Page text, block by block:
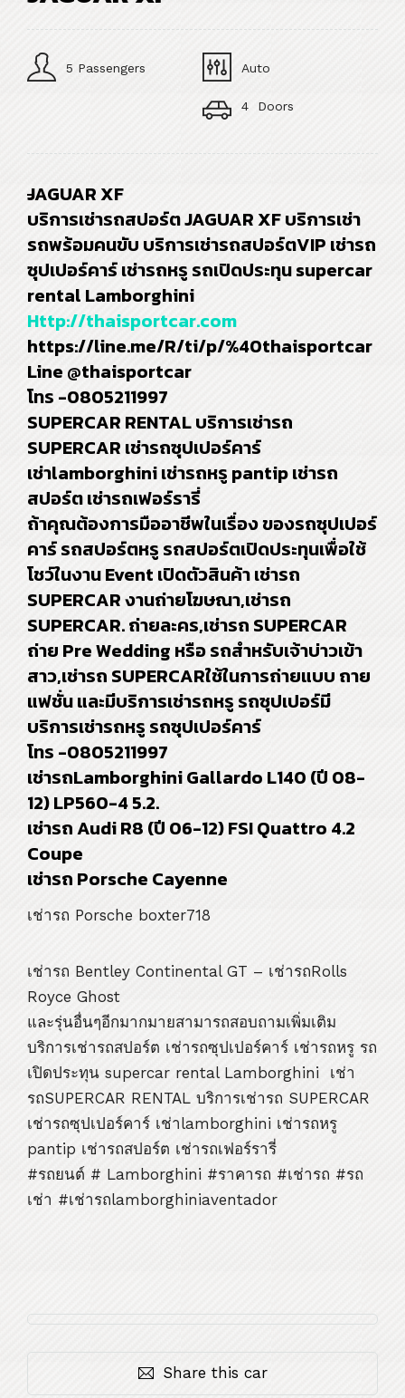
5 Passengers Auto
4 Doors
JAGUAR XF
บริการเช่ารถสปอร์ต JAGUAR XF บริการเช่า
รถพร้อมคนขับ บริการเช่ารถสปอร์ตVIP เช่ารถ
ซุปเปอร์คาร์ เช่ารถหรู รถเปิดประทุน supercar
rental Lamborghini
Http://thaisportcar.com
https://line.me/R/ti/p/%40thaisportcar
Line @thaisportcar
โทร -0805211997
SUPERCAR RENTAL บริการเช่ารถ
SUPERCAR เช่ารถซุปเปอร์คาร์
เช่าlamborghini เช่ารถหรู pantip เช่ารถ
สปอร์ต เช่ารถเฟอร์รารี่
ถ้าคุณต้องการมืออาชีพในเรื่อง ของรถซุปเปอร์
คาร์ รถสปอร์ตหรู รถสปอร์ตเปิดประทุนเพื่อใช้
โชว์ในงาน Event เปิดตัวสินค้า เช่ารถ
SUPERCAR งานถ่ายโฆษณา,เช่ารถ
SUPERCAR. ถ่ายละคร,เช่ารถ SUPERCAR
ถ่าย Pre Wedding หรือ รถสำหรับเจ้าบ่าวเข้า
สาว,เช่ารถ SUPERCARใช้ในการถ่ายแบบ ถาย
แฟชั่น และมีบริการเช่ารถหรู รถซุปเปอร์มี
บริการเช่ารถหรู รถซุปเปอร์คาร์
โทร -0805211997
เช่ารถLamborghini Gallardo L140 (ปี 08-
12) LP560-4 5.2.
เช่ารถ Audi R8 (ปี 06-12) FSI Quattro 4.2
Coupe
เช่ารถ Porsche Cayenne
เช่ารถ Porsche boxter718
เช่ารถ Bentley Continental GT – เช่ารถRolls
Royce Ghost
และรุ่นอื่นๆอีกมากมายสามารถสอบถามเพิ่มเติม
บริการเช่ารถสปอร์ต เช่ารถซุปเปอร์คาร์ เช่ารถหรู รถ
เปิดประทุน supercar rental Lamborghini เช่า
รถSUPERCAR RENTAL บริการเช่ารถ SUPERCAR
เช่ารถซุปเปอร์คาร์ เช่าlamborghini เช่ารถหรู
pantip เช่ารถสปอร์ต เช่ารถเฟอร์รารี่
#รถยนต์ # Lamborghini #ราคารถ #เช่ารถ #รถ
เช่า #เช่ารถlamborghiniaventador
Share this car